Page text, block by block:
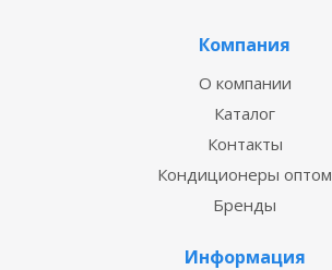
Компания
О компании
Каталог
Контакты
Кондиционеры оптом
Бренды
Информация